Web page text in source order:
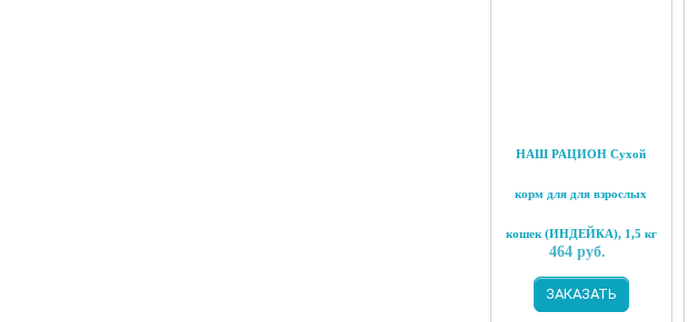
НАШ РАЦИОН Сухой
корм для для взрослых
кошек (ИНДЕЙКА), 1,5 кг
464 руб.
ЗАКАЗАТЬ